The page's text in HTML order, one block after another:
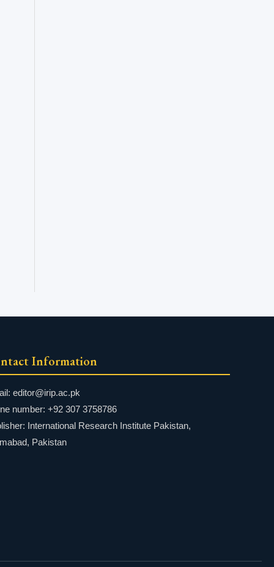
Information
editor@irip.ac.pk
number: +92 307 3758786
International Research Institute Pakistan,
Pakistan